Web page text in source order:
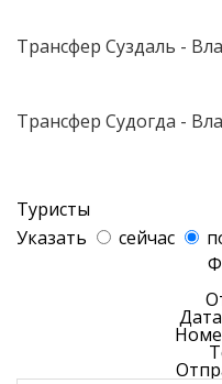
Трансфер Суздаль -
Трансфер Судогда -
Туристы
Указать
сейчас